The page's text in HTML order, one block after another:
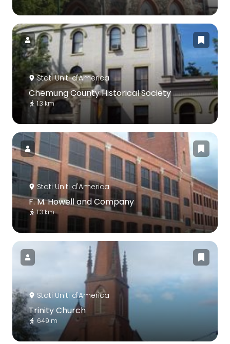
Stati Uniti d'America
Chemung County Historical Society
1.3 km
Stati Uniti d'America
F. M. Howell and Company
1.3 km
Stati Uniti d'America
Trinity Church
649 m